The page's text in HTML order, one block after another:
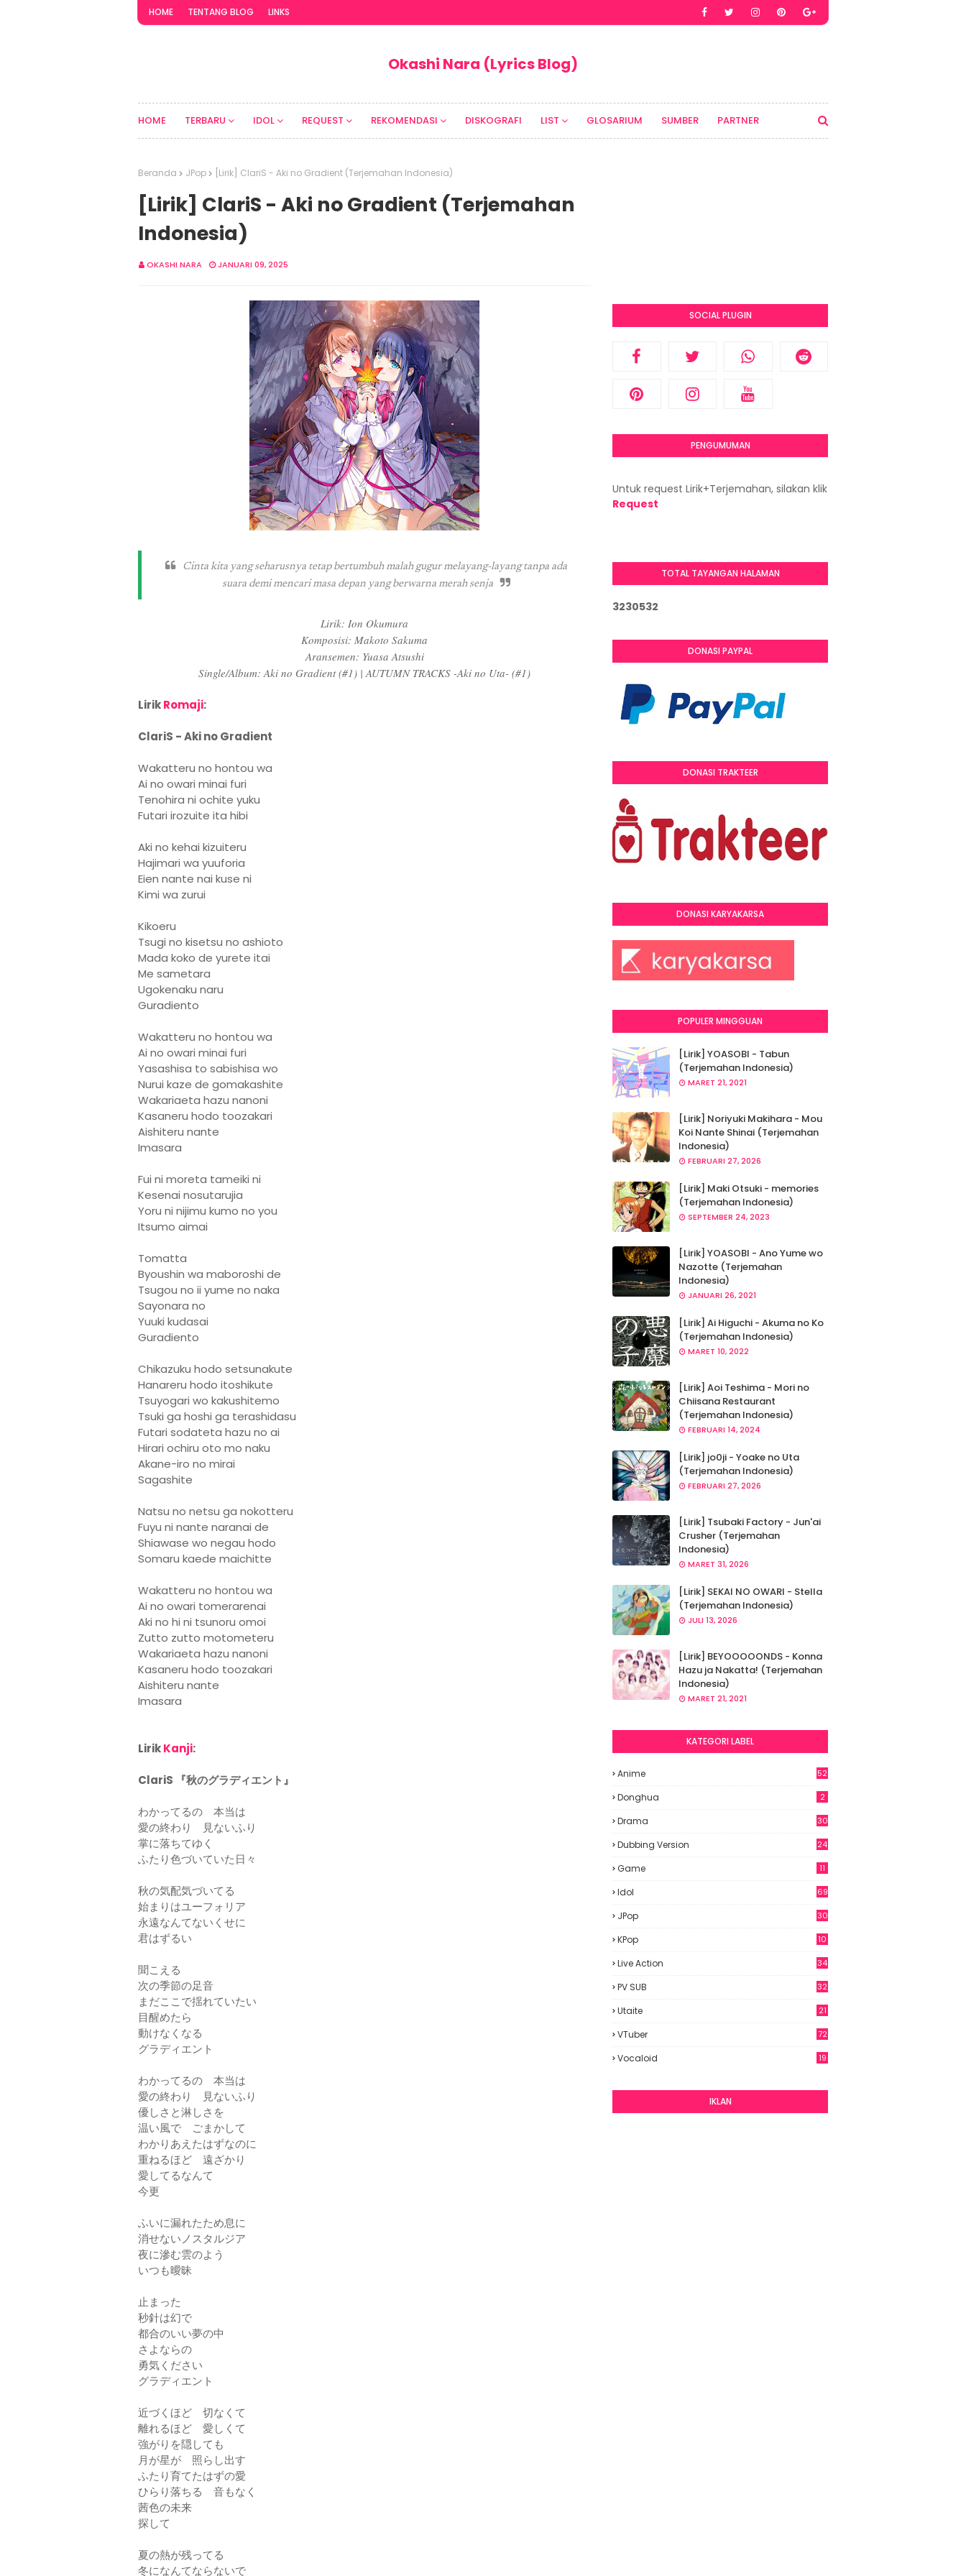
HOME TENTANG BLOG LINKS
Okashi Nara (Lyrics Blog)
HOME TERBARU IDOL REQUEST REKOMENDASI DISKOGRAFI LIST GLOSARIUM SUMBER PARTNER
Beranda JPop [Lirik] ClariS - Aki no Gradient (Terjemahan Indonesia)
[Lirik] ClariS - Aki no Gradient (Terjemahan
Indonesia)
OKASHI NARA JANUARI 09, 2025
Cinta kita yang seharusnya tetap bertumbuh malah gugur melayang-layang tanpa ada
suara demi mencari masa depan yang berwarna merah senja
Lirik: Ion Okumura
Komposisi: Makoto Sakuma
Aransemen: Yuasa Atsushi
Single/Album: Aki no Gradient (#1) | AUTUMN TRACKS -Aki no Uta- (#1)
LirikRomaji:
ClariS - Aki no Gradient
Wakatteru no hontou wa
Ai no owari minai furi
Tenohira ni ochite yuku
Futari irozuite ita hibi
Aki no kehai kizuiteru
Hajimari wa yuuforia
Eien nante nai kuse ni
Kimi wa zurui
Kikoeru
Tsugi no kisetsu no ashioto
Mada koko de yurete itai
Me sametara
Ugokenaku naru
Guradiento
Wakatteru no hontou wa
Ai no owari minai furi
Yasashisa to sabishisa wo
Nurui kaze de gomakashite
Wakariaeta hazu nanoni
Kasaneru hodo toozakari
Aishiteru nante
Imasara
Fui ni moreta tameiki ni
Kesenai nosutarujia
Yoru ni nijimu kumo no you
Itsumo aimai
Tomatta
Byoushin wa maboroshi de
Tsugou no ii yume no naka
Sayonara no
Yuuki kudasai
Guradiento
Chikazuku hodo setsunakute
Hanareru hodo itoshikute
Tsuyogari wo kakushitemo
Tsuki ga hoshi ga terashidasu
Futari sodateta hazu no ai
Hirari ochiru oto mo naku
Akane-iro no mirai
Sagashite
Natsu no netsu ga nokotteru
Fuyu ni nante naranai de
Shiawase wo negau hodo
Somaru kaede maichitte
Wakatteru no hontou wa
Ai no owari tomerarenai
Aki no hi ni tsunoru omoi
Zutto zutto motometeru
Wakariaeta hazu nanoni
Kasaneru hodo toozakari
Aishiteru nante
Imasara
LirikKanji:
ClariS 『秋のグラディエント』
わかってるの 本当は
愛の終わり 見ないふり
掌に落ちてゆく
ふたり色づいていた日々
秋の気配気づいてる
始まりはユーフォリア
永遠なんてないくせに
君はずるい
聞こえる
次の季節の足音
まだここで揺れていたい
目醒めたら
動けなくなる
グラディエント
わかってるの 本当は
愛の終わり 見ないふり
優しさと淋しさを
温い風で ごまかして
わかりあえたはずなのに
重ねるほど 遠ざかり
愛してるなんて
今更
ふいに漏れたため息に
消せないノスタルジア
夜に滲む雲のよう
いつも曖昧
止まった
秒針は幻で
都合のいい夢の中
さよならの
勇気ください
グラディエント
近づくほど 切なくて
離れるほど 愛しくて
強がりを隠しても
月が星が 照らし出す
ふたり育てたはずの愛
ひらり落ちる 音もなく
茜色の未来
探して
夏の熱が残ってる
冬になんてならないで
SOCIAL PLUGIN
PENGUMUMAN
Untuk request Lirik+Terjemahan, silakan klik
Request
TOTAL TAYANGAN HALAMAN
3230532
DONASI PAYPAL
DONASI TRAKTEER
DONASI KARYAKARSA
POPULER MINGGUAN
[Lirik] YOASOBI - Tabun
(Terjemahan Indonesia)
MARET 21, 2021
[Lirik] Noriyuki Makihara - Mou
Koi Nante Shinai (Terjemahan
Indonesia)
FEBRUARI 27, 2026
[Lirik] Maki Otsuki - memories
(Terjemahan Indonesia)
SEPTEMBER 24, 2023
[Lirik] YOASOBI - Ano Yume wo
Nazotte (Terjemahan
Indonesia)
JANUARI 26, 2021
[Lirik] Ai Higuchi - Akuma no Ko
(Terjemahan Indonesia)
MARET 10, 2022
[Lirik] Aoi Teshima - Mori no
Chiisana Restaurant
(Terjemahan Indonesia)
FEBRUARI 14, 2024
[Lirik] jo0ji - Yoake no Uta
(Terjemahan Indonesia)
FEBRUARI 27, 2026
[Lirik] Tsubaki Factory - Jun'ai
Crusher (Terjemahan
Indonesia)
MARET 31, 2026
[Lirik] SEKAI NO OWARI - Stella
(Terjemahan Indonesia)
JULI 13, 2026
[Lirik] BEYOOOOONDS - Konna
Hazu ja Nakatta! (Terjemahan
Indonesia)
MARET 21, 2021
KATEGORI LABEL
Anime
52
Donghua 2
Drama 30
Dubbing Version 24
Game 11
Idol
69
JPop
30
KPop
10
Live Action 34
PV SUB 32
Utaite 21
VTuber 72
Vocaloid 19
IKLAN